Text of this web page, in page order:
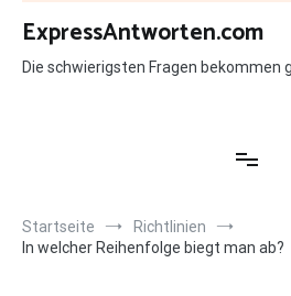
Zum
Inhalt
springen
ExpressAntworten.com
Die schwierigsten Fragen bekommen
Startseite
Richtlinien
In welcher Reihenfolge biegt man ab?